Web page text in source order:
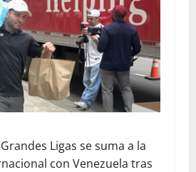
Ligas se suma a la
con Venezuela tras